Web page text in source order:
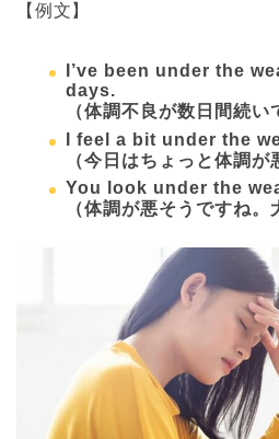
【例文】
I’ve been under the
days.
（体調不良が数日間続い
I feel a bit under the
（今日はちょっと体調が
You look under the
（体調が悪そうですね。